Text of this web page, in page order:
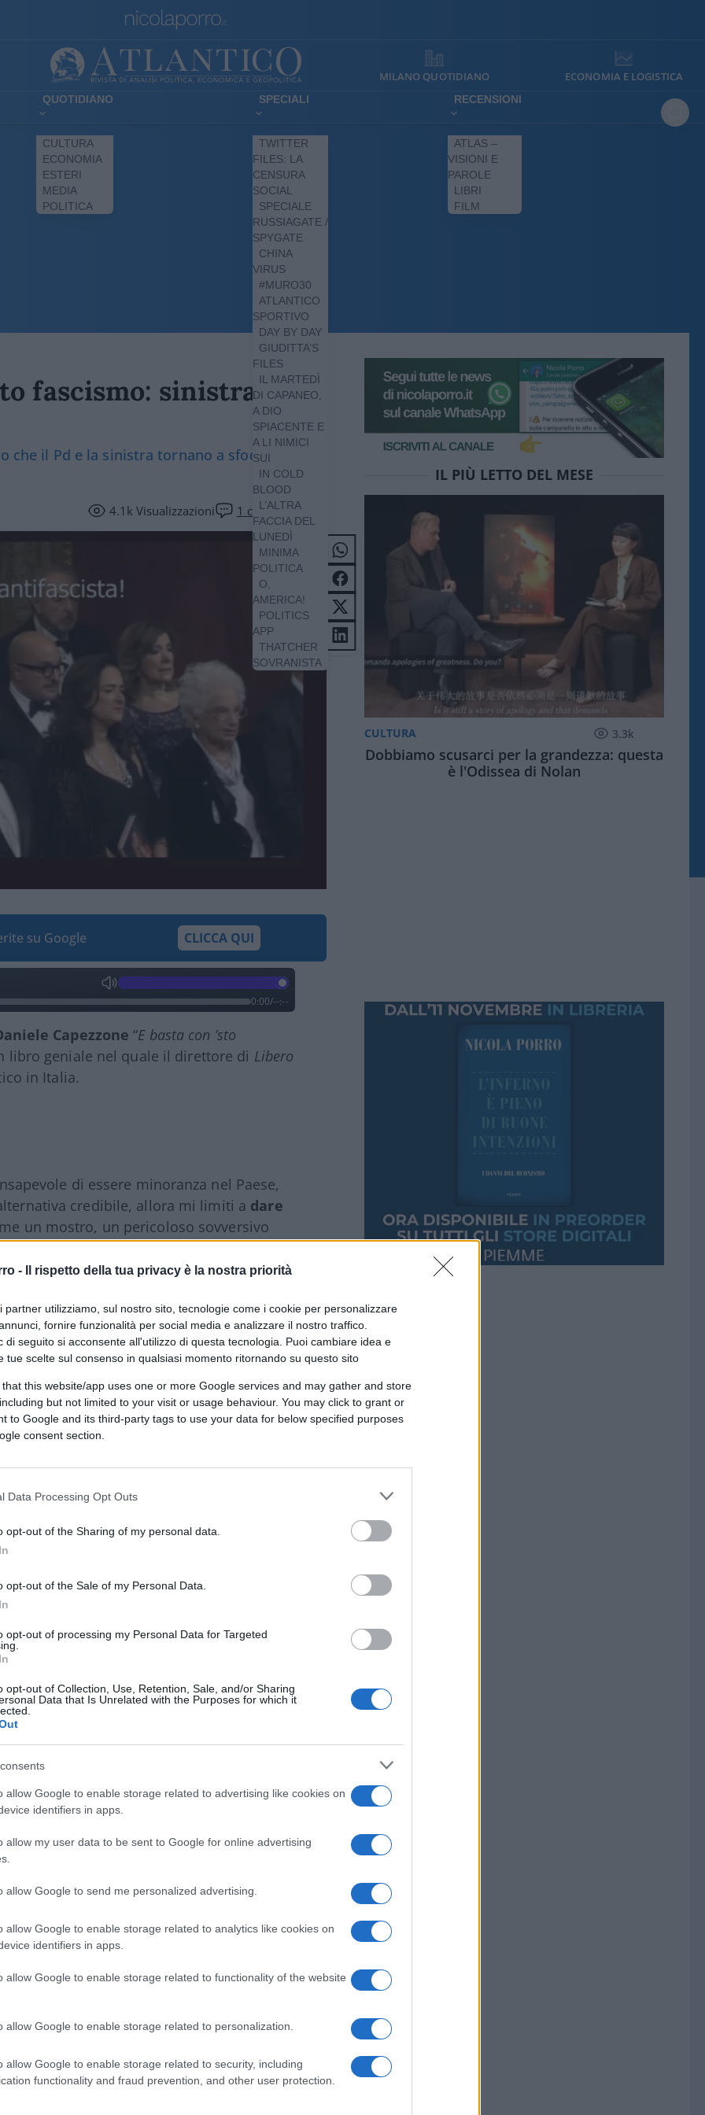
- Il rispetto della tua privacy è la nostra priorità
partner utilizziamo, sul nostro sito, tecnologie come i cookie per personalizzare
fornire funzionalità per social media e analizzare il nostro traffico.
di seguito si acconsente all'utilizzo di questa tecnologia. Puoi cambiare idea e
tue scelte sul consenso in qualsiasi momento ritornando su questo sito
that this website/app uses one or more Google services and may gather and store
but not limited to your visit or usage behaviour. You may click to grant or
to Google and its third-party tags to use your data for below specified purposes
consent section.
Data Processing Opt Outs
opt-out of the Sharing of my personal data.
opt-out of the Sale of my Personal Data.
opt-out of processing my Personal Data for Targeted
opt-out of Collection, Use, Retention, Sale, and/or Sharing
Data that Is Unrelated with the Purposes for which it
allow Google to enable storage related to advertising like cookies on
identifiers in apps.
allow my user data to be sent to Google for online advertising
allow Google to send me personalized advertising.
allow Google to enable storage related to analytics like cookies on
identifiers in apps.
allow Google to enable storage related to functionality of the website
allow Google to enable storage related to personalization.
allow Google to enable storage related to security, including
functionality and fraud prevention, and other user protection.
MILANO QUOTIDIANO ECONOMIA E LOGISTICA
QUOTIDIANO
CULTURA
ECONOMIA
ESTERI
MEDIA
POLITICA
SPECIALI
TWITTER
FILES: LA
CENSURA
SOCIAL
SPECIALE
RUSSIAGATE /
SPYGATE
CHINA
VIRUS
#MURO30
ATLANTICO
SPORTIVO
DAY BY DAY
GIUDITTA’S
FILES
IL MARTEDÌ
DI CAPANEO,
A DIO
SPIACENTE E
A LI NIMICI
SUI
IN COLD
BLOOD
L’ALTRA
FACCIA DEL
LUNEDÌ
MINIMA
POLITICA
O,
AMERICA!
POLITICS
APP
THATCHER
SOVRANISTA
RECENSIONI
ATLAS –
VISIONI E
PAROLE
LIBRI
FILM
fascismo: sinistra alla
che il Pd e la sinistra tornano a sfoderare il
4.1k Visualizzazioni 1 commento
su Google CLICCA QUI
0:00/--:--
Capezzone “E basta con ’sto
libro geniale nel quale il direttore di Libero
in Italia.
di essere minoranza nel Paese,
credibile, allora mi limiti a dare
un mostro, un pericoloso sovversivo
e ha per protagonisti persone
e moralmente superiori e per
fosse una missione divina. Ho io la
sarebbe più corretto dire imporla,
fascista chiunque abbia il solo
daKarl Popper
scientifica razionale, portatrice di
importa tutto ciò, se la pensi
te non parlo perché non sei degno.
alla lettura dell’ottimo Capezzone.
si è tenuta la prima della Scala, evento al
del mondo dello spettacolo e della
Ebbene, dopo l’esecuzione dell’Inno
in un contesto come quello della
, con chiaro riferimento al
sul palco reale assieme alla
polemiche montate ad arte dal sindaco
sviare dai problemi di una Milano in tilt
altrove.
dallaDigos, gesto che ha fatto
in poche ore su
X hanno lanciato una
data e luogo di nascita, con
uccisione diGiulia Cecchettin, il
ecco che sfodera il suo
IL PIÙ LETTO DEL MESE
CULTURA 3.3k
Dobbiamo scusarci per la grandezza: questa
è l'Odissea di Nolan